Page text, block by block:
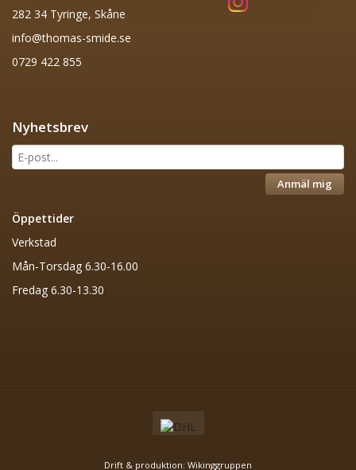
282 34 Tyringe, Skåne
info@thomas-smide.se
0729 422 855
Nyhetsbrev
Anmäl mig
Öppettider
Verkstad
Mån-Torsdag 6.30-16.00
Fredag 6.30-13.30
Drift & produktion: Wikinggruppen